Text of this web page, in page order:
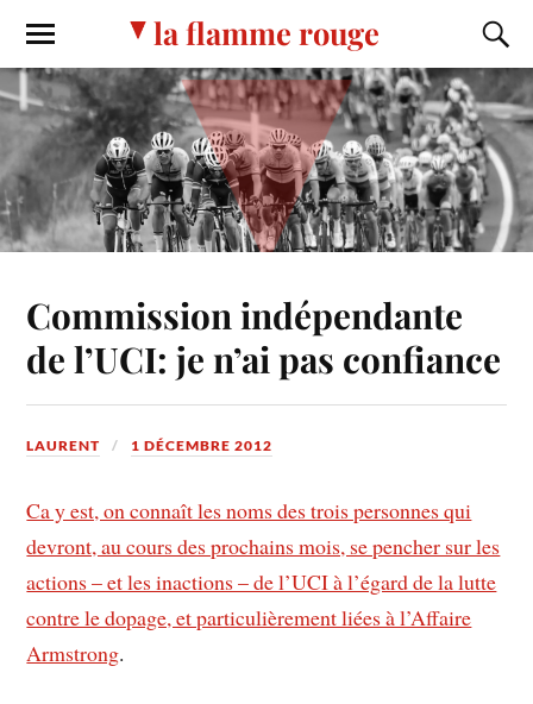
la flamme rouge
Commission indépendante
de l’UCI: je n’ai pas confiance
LAURENT 1 DÉCEMBRE 2012
Ca y est, on connaît les noms des trois personnes qui
devront, au cours des prochains mois, se pencher sur les
actions – et les inactions – de l’UCI à l’égard de la lutte
contre le dopage, et particulièrement liées à l’Affaire
Armstrong.